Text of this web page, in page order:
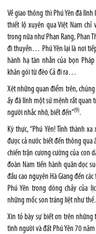
Về giao thông thì Phú Yên đã
thiết lộ xuyên qua Việt Nam chỉ
trong nữa như Phan Rang, Phan
đi thuyền… Phú Yên lại là nơi
hành hạ tàn nhẫn của bọn
khăn gói từ đèo Cả đi ra…
Xét những quan điểm trên,
ấy đã lĩnh một sứ mệnh rất quan
người nhắc nhở, biết đến”(9).
Kỳ thực, “Phú Yên! Tỉnh thành
được cả nước biết đến thông qua
chiến trận cương cường của con
đoàn Nam tiến hành quân dọc
đầu cao nguyên Hà Giang đến
Phú Yên trong dòng chảy của
những mốc son tráng liệt như thế.
Xin tỏ bày sự biết ơn trên những
tình người và đất Phú Yên 70